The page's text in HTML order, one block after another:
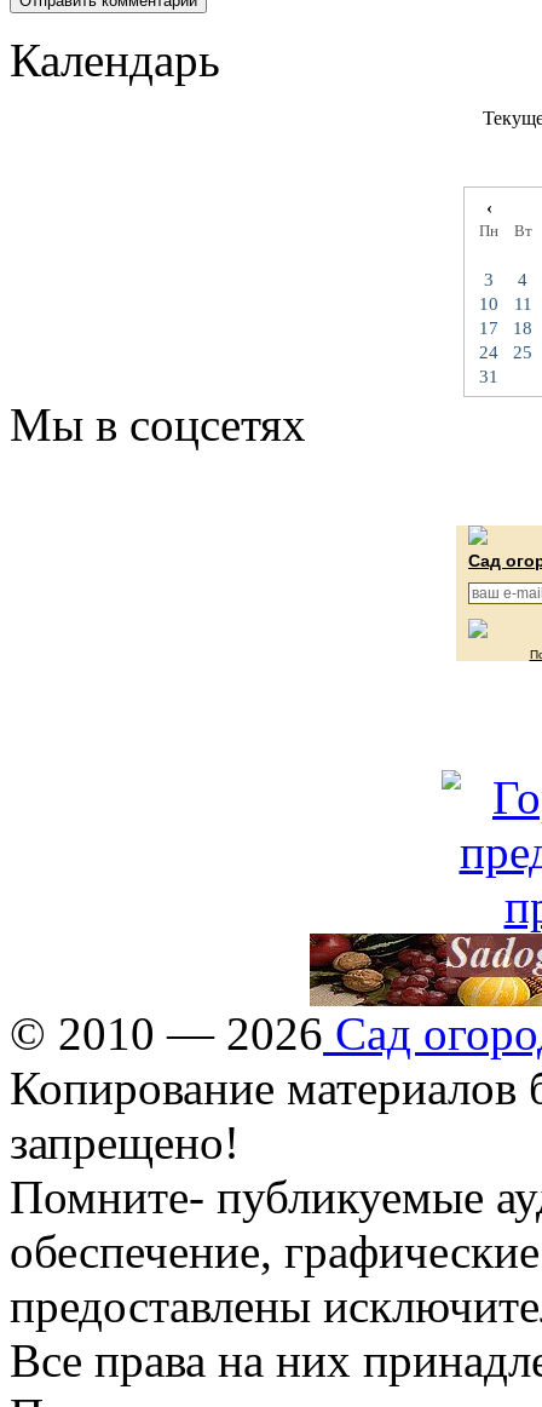
Календарь
‹
Пн Вт
3
4
10
11
17
18
24
25
31
Мы в соцсетях
Сад
© 2010 — 2026 Сад
Копирование материалов
запрещено!
Помните- публикуемые
обеспечение,
предоставлены
Все права на них